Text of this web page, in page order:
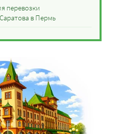
перевозки
в Пермь